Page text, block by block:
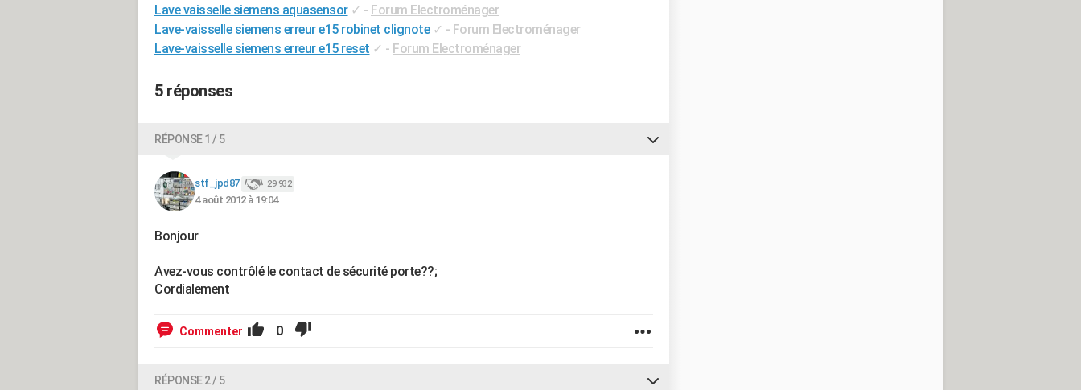
Lave vaisselle siemens aquasensor ✓ - Forum Electroménager
Lave-vaisselle siemens erreur e15 robinet clignote ✓ - Forum Electroménager
Lave-vaisselle siemens erreur e15 reset ✓ - Forum Electroménager
5 réponses
RÉPONSE 1 / 5
stf_jpd87 29 932
4 août 2012 à 19:04
Bonjour
Avez-vous contrôlé le contact de sécurité porte??;
Cordialement
Commenter 0
RÉPONSE 2 / 5